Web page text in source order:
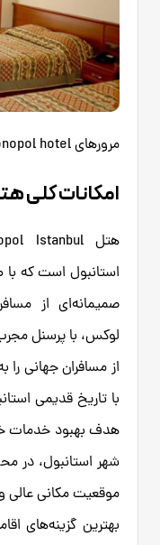
مرورهای monopol hotel
امکانات کلی
استانبول است که با
صمیمانه‌ای از
لوکس، با پرسنل
از مسافران جهانی
هدف بهبود خدمات
شهر استانبول، در
موقعیت مکانی عالی
بهترین گزینه‌های